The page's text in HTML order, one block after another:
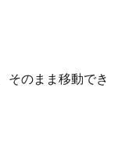
そのまま移動でき